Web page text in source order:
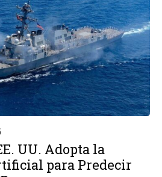
UU. Adopta la
para Predecir